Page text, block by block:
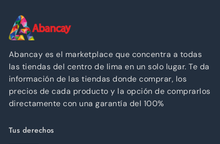
Abancay es el marketplace que concentra a todas
las tiendas del centro de lima en un solo lugar. Te da
información de las tiendas donde comprar, los
precios de cada producto y la opción de comprarlos
directamente con una garantía del 100%
Tus derechos